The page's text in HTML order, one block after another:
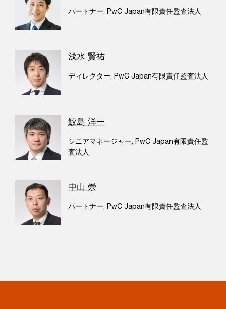
パートナー, PwC Japan有限責任監査法人
浅水 賢祐
ディレクター, PwC Japan有限責任監査法人
鮫島 洋一
シニアマネージャー, PwC Japan有限責任監
査法人
中山 崇
パートナー, PwC Japan有限責任監査法人